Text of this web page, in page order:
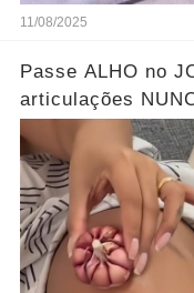
11/08/2025
Passe ALHO no
articulações